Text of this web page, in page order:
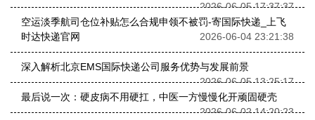
2026-06-05 17:37:37
空运淡季航司仓位补贴怎么合规申领不被罚-寄国际快递_上飞
时达快递官网
2026-06-04 23:21:38
深入解析北京EMS国际快递公司服务优势与发展前景
2026-06-05 13:25:17
最后说一次：硬皮病不用硬扛，中医一方慢慢化开顽固硬壳
2026-06-02 14:20:23